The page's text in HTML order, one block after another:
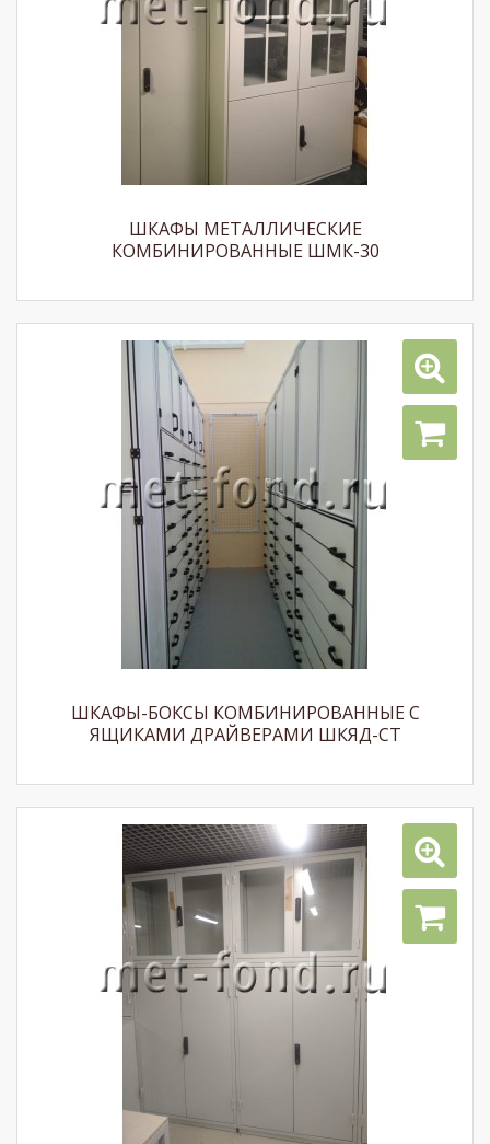
ШКАФЫ МЕТАЛЛИЧЕСКИЕ
КОМБИНИРОВАННЫЕ ШМК-30
ШКАФЫ-БОКСЫ КОМБИНИРОВАННЫЕ С
ЯЩИКАМИ ДРАЙВЕРАМИ ШКЯД-СТ